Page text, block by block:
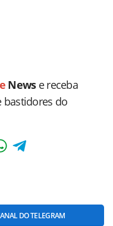
e News e receba
bastidores do
DO TELEGRAM